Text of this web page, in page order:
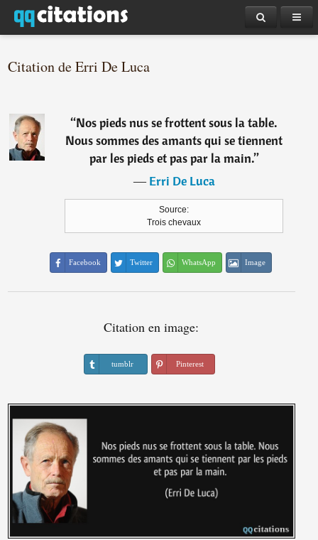
Citation de Erri De Luca
“Nos pieds nus se frottent sous la table.
Nous sommes des amants qui se tiennent
par les pieds et pas par la main.”
―Erri De Luca
Source:
Trois chevaux
Facebook Twitter WhatsApp Image
Citation en image:
tumblr Pinterest